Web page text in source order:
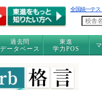
全国統一テス
過去問
データベース
東進
学力POS